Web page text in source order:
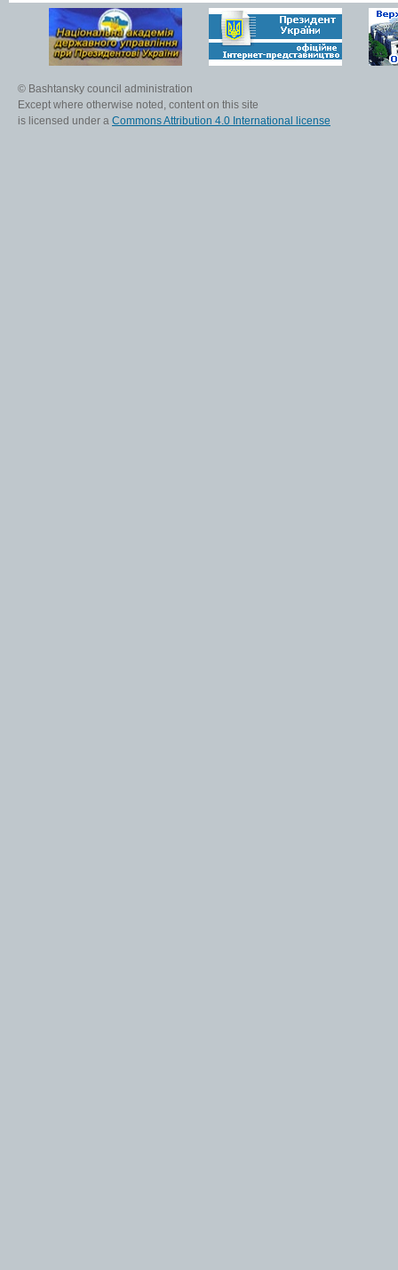
© Bashtansky council administration
Except where otherwise noted, content on this site
is licensed under a Commons Attribution 4.0 International license